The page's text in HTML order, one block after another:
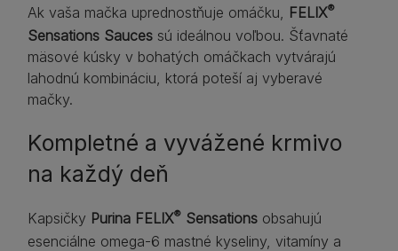
Ak vaša mačka uprednostňuje omáčku, FELIX®
Sensations Sauces sú ideálnou voľbou. Šťavnaté
mäsové kúsky v bohatých omáčkach vytvárajú
lahodnú kombináciu, ktorá poteší aj vyberavé
mačky.
Kompletné a vyvážené krmivo
na každý deň
Kapsičky Purina FELIX® Sensations obsahujú
esenciálne omega-6 mastné kyseliny, vitamíny a